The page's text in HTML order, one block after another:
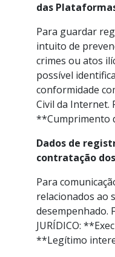
das
Para guardar
intuito de
crimes ou atos
possível
conformidade
Civil da Internet.
**Cumprimento
Dados de
contratação
Para
relacionados ao
desempenhado.
JURÍDICO:
**Legítimo